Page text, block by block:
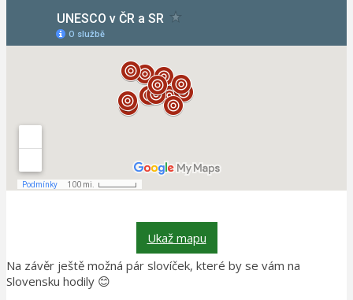
Ukaž mapu
Na závěr ještě možná pár slovíček, které by se vám na
Slovensku hodily 😊